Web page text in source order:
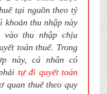
tại nguồn theo tỷ
khoản thu nhập này
vào thu nhập chịu
toán thuế. Trong
này, cá nhân có
tự đi quyết toán
quan thuế theo quy